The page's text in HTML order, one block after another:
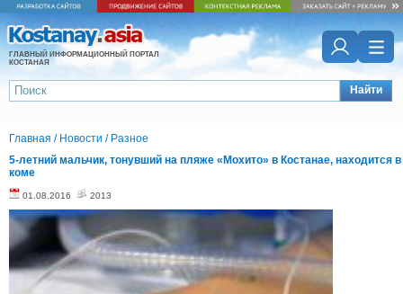
ГЛАВНЫЙ ИНФОРМАЦИОННЫЙ ПОРТАЛ
КОСТАНАЯ
Найти
Главная / Новости / Разное
5-летний мальчик, тонувший на пляже «Мохито» в Костанае, находится в
коме
01.08.2016 2013